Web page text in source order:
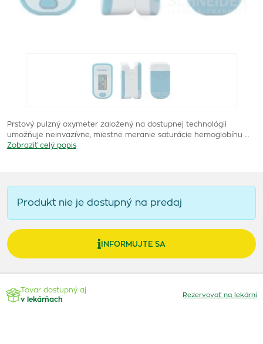
Prstový pulzný oxymeter založený na dostupnej technológii
umožňuje neinvazívne, miestne meranie saturácie hemoglobínu …
Zobraziť celý popis
Produkt nie je dostupný na predaj
INFORMUJTE SA
Tovar dostupný aj
v lekárňach
Rezervovať na lekárni